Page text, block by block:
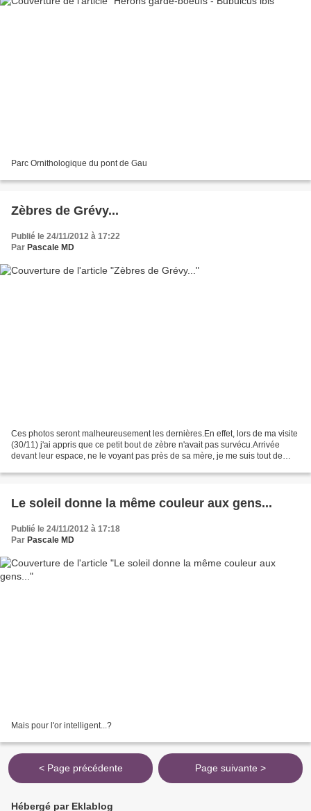
Parc Ornithologique du pont de Gau
Zèbres de Grévy...
Publié le 24/11/2012 à 17:22
Par Pascale MD
Ces photos seront malheureusement les dernières.En effet, lors de ma visite
(30/11) j'ai appris que ce petit bout de zèbre n'avait pas survécu.Arrivée
devant leur espace, ne le voyant pas près de sa mère, je me suis tout de
Le soleil donne la même couleur aux gens...
Publié le 24/11/2012 à 17:18
Par Pascale MD
Mais pour l'or intelligent...?
< Page précédente Page suivante >
Hébergé par Eklablog